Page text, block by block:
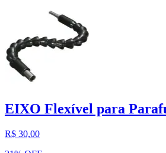
EIXO Flexível para
R$ 30,00